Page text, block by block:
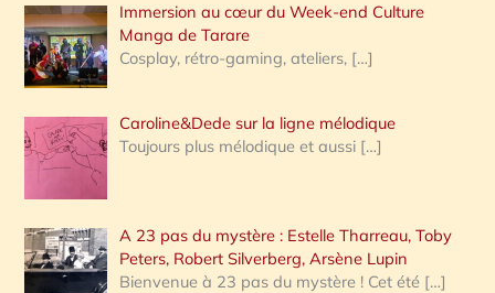
:
Immersion au cœur du Week-end Culture
Manga de Tarare
Cosplay, rétro-gaming, ateliers, […]
Caroline&Dede sur la ligne mélodique
Toujours plus mélodique et aussi […]
A 23 pas du mystère : Estelle Tharreau, Toby
Peters, Robert Silverberg, Arsène Lupin
Bienvenue à 23 pas du mystère ! Cet été […]